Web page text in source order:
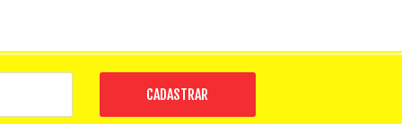
CADASTRAR